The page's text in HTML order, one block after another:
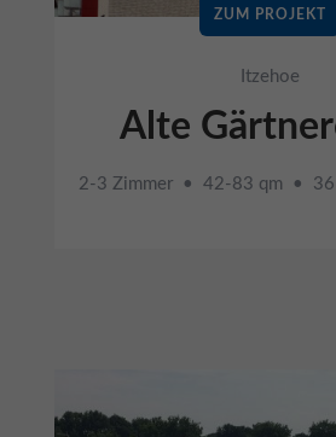
ZUM PROJEKT
Itzehoe
Alte
2-3 Zimmer • 42-83 qm • 36